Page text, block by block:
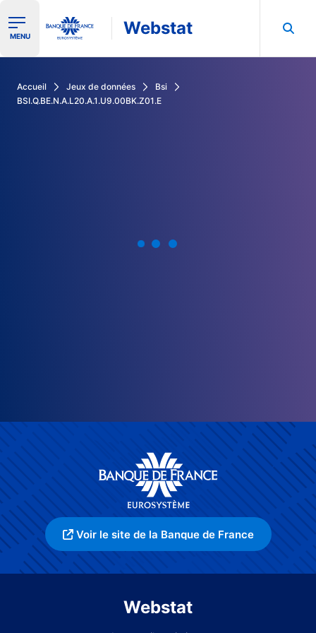
Ouvrir le menu de navigation
MENU Webstat
Accueil Jeux de données
Bsi
BSI.Q.BE.N.A.L20.A.1.U9.00BK.Z01.E
Voir le site de la Banque de France
Webstat